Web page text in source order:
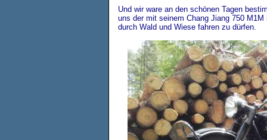
Und wir ware an den schönen Tagen
uns der mit seinem Chang Jiang 750
durch Wald und Wiese fahren zu dürfen.